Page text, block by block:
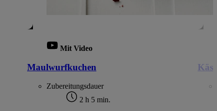
Mit Video
Maulwurfkuchen
Zubereitungsdauer
2 h 5 min.